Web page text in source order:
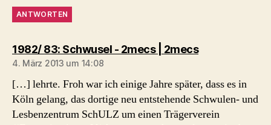
ANTWORTEN
1982/ 83: Schwusel - 2mecs | 2mecssagt:
4. März 2013 um 14:08
[…] lehrte. Froh war ich einige Jahre später, dass es in
Köln gelang, das dortige neu entstehende Schwulen- und
Lesbenzentrum SchULZ um einen Trägerverein